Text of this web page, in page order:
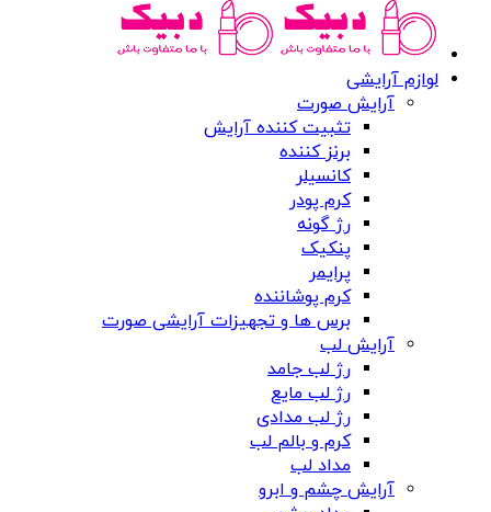
لوازم آرایشی
آرایش صورت
تثبیت کننده آرایش
برنز کننده
کانسیلر
کرم پودر
رژ گونه
پنکیک
پرایمر
کرم پوشاننده
برس ها و تجهیزات آرایشی صورت
آرایش لب
رژ لب جامد
رژ لب مایع
رژ لب مدادی
کرم و بالم لب
مداد لب
آرایش چشم و ابرو